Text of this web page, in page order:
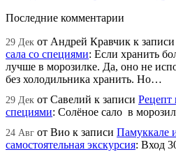
Последние комментарии
29 Дек от Андрей Кравчик к записи
сала со специями: Если хранить
лучше в морозилке. Да, оно не
без холодильника хранить. Но…
29 Дек от Савелий к записи Рецепт
специями: Солёное сало в
24 Авг от Вио к записи Памуккале
самостоятельная экскурсия: Вход